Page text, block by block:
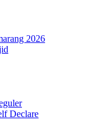
2026
Declare